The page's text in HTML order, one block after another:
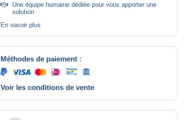
Une équipe humaine dédiée pour vous apporter une
solution.
En savoir plus
Méthodes de paiement :
Voir les conditions de vente